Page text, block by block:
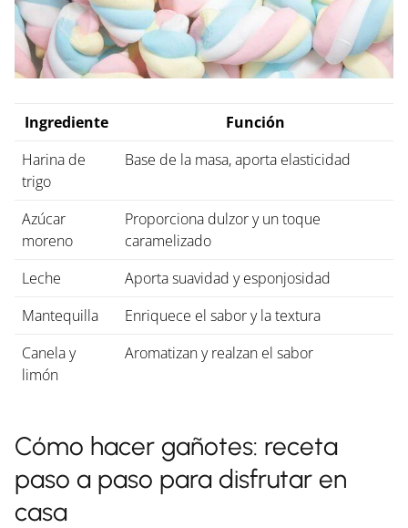
Ingrediente
Función
Harina de
trigo
Base de la masa, aporta elasticidad
Azúcar
moreno
Proporciona dulzor y un toque
caramelizado
Leche
Aporta suavidad y esponjosidad
Mantequilla
Enriquece el sabor y la textura
Canela y
limón
Aromatizan y realzan el sabor
Cómo hacer gañotes: receta
paso a paso para disfrutar en
casa